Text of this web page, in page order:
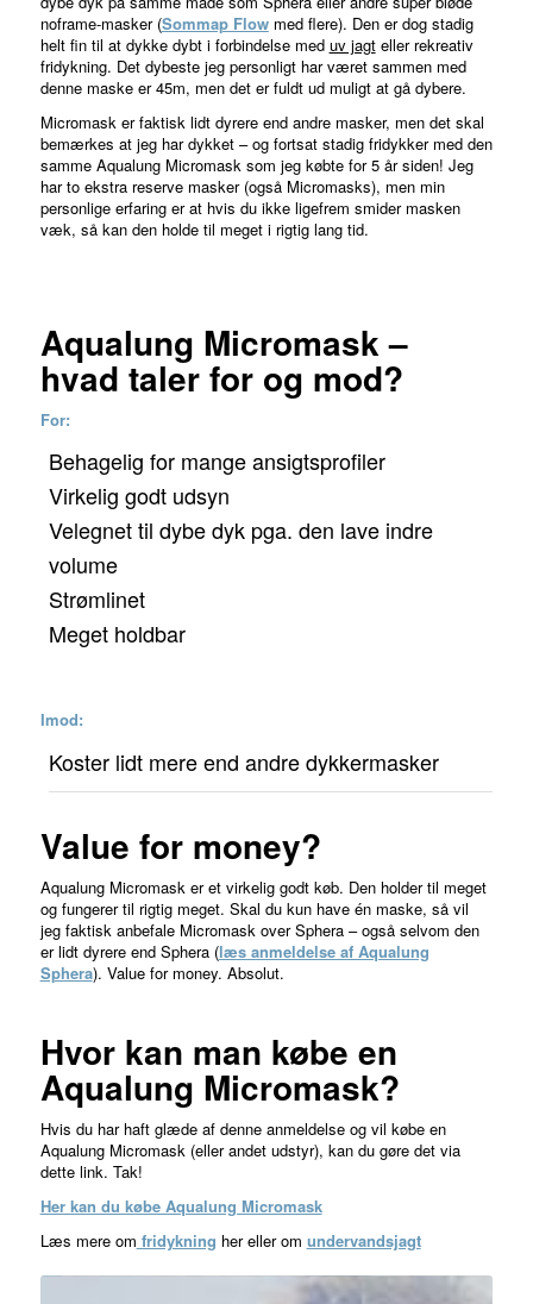
noframe-masker (Sommap Flowmed flere). Den er dog stadig
helt fin til at dykke dybt i forbindelse med uv jagteller rekreativ
fridykning. Det dybeste jeg personligt har været sammen med
denne maske er 45m, men det er fuldt ud muligt at gå dybere.
Micromask er faktisk lidt dyrere end andre masker, men det skal
bemærkes at jeg har dykket – og fortsat stadig fridykker med den
samme Aqualung Micromask som jeg købte for 5 år siden! Jeg
har to ekstra reserve masker (også Micromasks), men min
personlige erfaring er at hvis du ikke ligefrem smider masken
væk, så kan den holde til meget i rigtig lang tid.
Aqualung Micromask –
hvad taler for og mod?
For:
Behagelig for mange ansigtsprofiler
Virkelig godt udsyn
Velegnet til dybe dyk pga. den lave indre
volume
Strømlinet
Meget holdbar
Imod:
Koster lidt mere end andre dykkermasker
Value for money?
Aqualung Micromask er et virkelig godt køb. Den holder til meget
og fungerer til rigtig meget. Skal du kun have én maske, så vil
jeg faktisk anbefale Micromask over Sphera – også selvom den
er lidt dyrere end Sphera (læs anmeldelse af Aqualung
Sphera). Value for money. Absolut.
Hvor kan man købe en
Aqualung Micromask?
Hvis du har haft glæde af denne anmeldelse og vil købe en
Aqualung Micromask (eller andet udstyr), kan du gøre det via
dette link. Tak!
Her kan du købe Aqualung Micromask
Læs mere om fridykning her eller om undervandsjagt